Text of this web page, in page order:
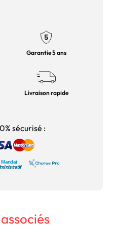
Garantie 5 ans
Livraison rapide
sécurisé :
associés